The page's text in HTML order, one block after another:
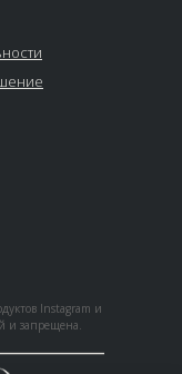
Instagram и
и запрещена.